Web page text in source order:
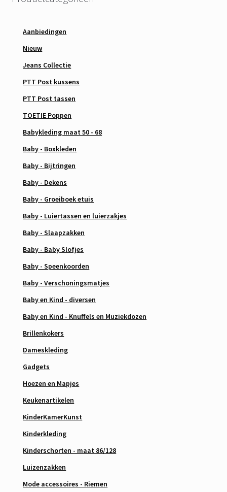
Aanbiedingen
Nieuw
Jeans Collectie
PTT Post kussens
PTT Post tassen
TOETIE Poppen
Babykleding maat 50 - 68
Baby - Boxkleden
Baby - Bijtringen
Baby - Dekens
Baby - Groeiboek etuis
Baby - Luiertassen en luierzakjes
Baby - Slaapzakken
Baby - Baby Slofjes
Baby - Speenkoorden
Baby - Verschoningsmatjes
Baby en Kind - diversen
Baby en Kind - Knuffels en Muziekdozen
Brillenkokers
Dameskleding
Gadgets
Hoezen en Mapjes
Keukenartikelen
KinderKamerKunst
Kinderkleding
Kinderschorten - maat 86/128
Luizenzakken
Mode accessoires - Riemen